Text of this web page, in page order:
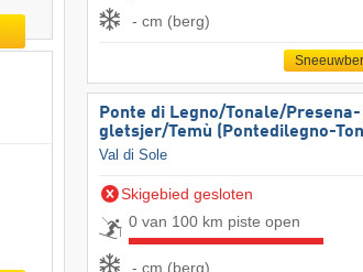
- cm (berg)
Ponte di Legno/​​Tonale/​​Presena-
gletsjer/​​Temù (Pontedilegno-
Val di Sole
Skigebied gesloten
0 van 100 km piste open
- cm (berg)